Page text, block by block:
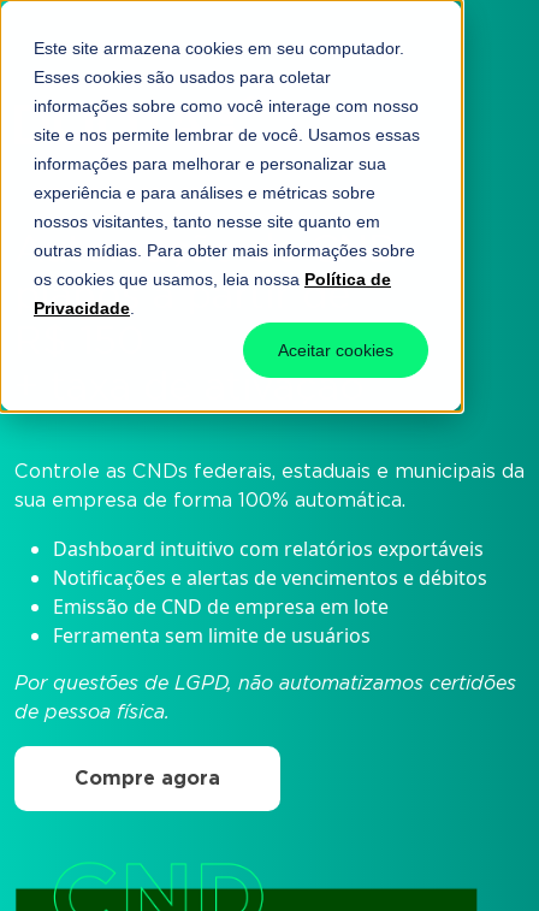
Este site armazena cookies em seu computador.
Esses cookies são usados para coletar
informações sobre como você interage com nosso
site e nos permite lembrar de você. Usamos essas
informações para melhorar e personalizar sua
experiência e para análises e métricas sobre
nossos visitantes, tanto nesse site quanto em
outras mídias. Para obter mais informações sobre
os cookies que usamos, leia nossa Política de
Privacidade
Aceitar cookies
Automação de CND:
planos a partir de
+ taxa de ativação
Controle as CNDs federais, estaduais e municipais da
sua empresa de forma 100% automática.
Dashboard intuitivo com relatórios exportáveis
Notificações e alertas de vencimentos e débitos
Emissão de CND de empresa em lote
Ferramenta sem limite de usuários
Por questões de LGPD, não automatizamos certidões
de pessoa física.
Compre agora